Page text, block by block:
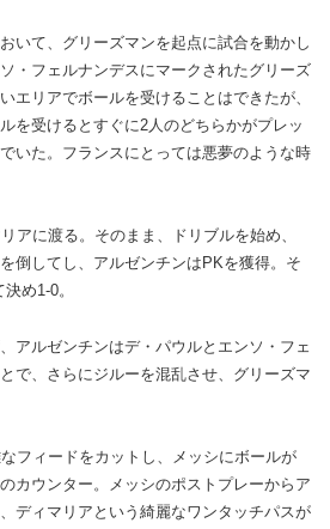
いて、グリーズマンを起点に試合を動かし
・フェルナンデスにマークされたグリーズ
エリアでボールを受けることはできたが、
を受けるとすぐに2人のどちらかがプレッ
いた。フランスにとっては悪夢のような時
アに渡る。そのまま、ドリブルを始め、
倒してし、アルゼンチンはPKを獲得。そ
め1-0。
アルゼンチンはデ・パウルとエンソ・フェ
で、さらにジルーを混乱させ、グリーズマ
フィードをカットし、メッシにボールが
カウンター。メッシのポストプレーからア
ディマリアという綺麗なワンタッチパスが